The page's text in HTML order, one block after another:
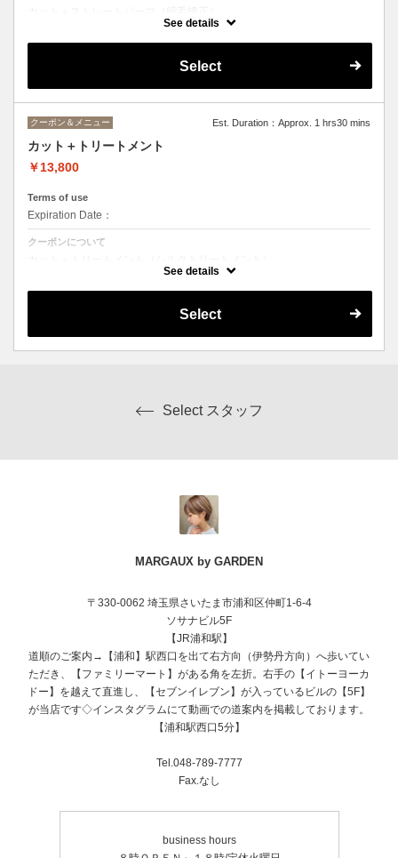
（ストレートパーマの種類はご相談にて。金額の変動有り）
See details
Select
クーポン＆メニュー Est. Duration：Approx. 1 hrs30 mins
カット＋トリートメント
￥13,800
Terms of use
Expiration Date：
クーポンについて
（トリートメントの種類はご相談にて。金額の変動有り）
See details
Select
Select スタッフ
MARGAUX by GARDEN
〒330-0062 埼玉県さいたま市浦和区仲町1-6-4
ソサナビル5F
【JR浦和駅】
道順のご案内→【浦和】駅西口を出て右方向（伊勢丹方向）へ歩いてい
ただき、【ファミリーマート】がある角を左折。右手の【イトーヨーカ
ドー】を越えて直進し、【セブンイレブン】が入っているビルの【5F】
が当店です◇インスタグラムにて動画での道案内を掲載しております。
【浦和駅西口5分】
Tel.048-789-7777
Fax.なし
business hours